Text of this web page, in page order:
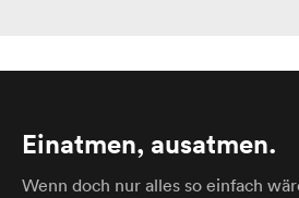
Einatmen, ausatmen.
Wenn doch nur alles so einfach